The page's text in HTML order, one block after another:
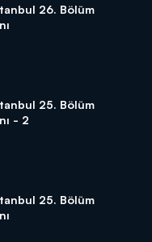
26. Bölüm
25. Bölüm
- 2
25. Bölüm